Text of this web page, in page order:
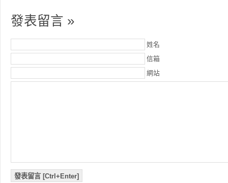
發表留言 »
姓名
信箱
網站